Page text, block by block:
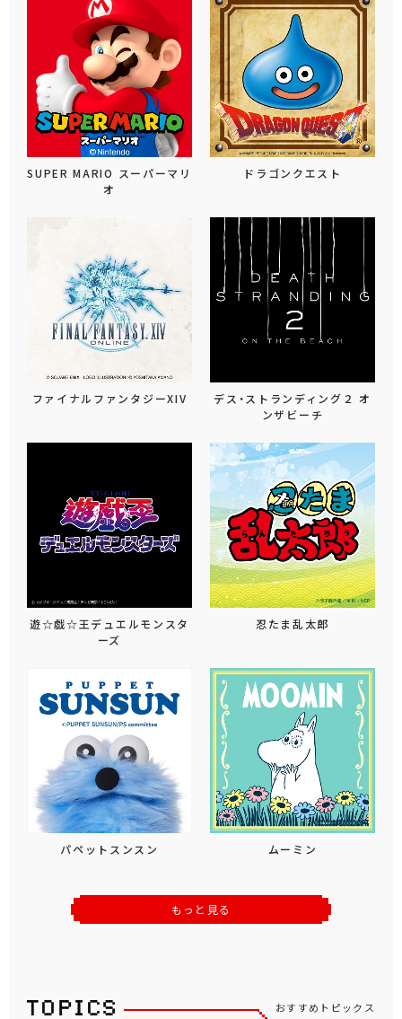
SUPER MARIO スーパーマリ
オ
ドラゴンクエスト
ファイナルファンタジーXIV
デス・ストランディング２ オ
ンザビーチ
遊☆戯☆王デュエルモンスタ
ーズ
忍たま乱太郎
パペットスンスン ムーミン
もっと見る
おすすめトピックス